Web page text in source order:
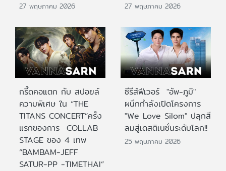
27 พฤษภาคม 2026 27 พฤษภาคม 2026
กรี๊ดคอแตก กับ สปอยล์
ความพิเศษ ใน “THE
TITANS CONCERT”ครั้ง
แรกของการ COLLAB
STAGE ของ 4 เทพ
“BAMBAM-JEFF
SATUR-PP -TIMETHAI”
ซีรีส์ฟีเวอร์ "อัพ-ภูมิ"
ผนึกกำลังเปิดโครงการ
"We Love Silom" ปลุกสี
ลมสู่เดสติเนชั่นระดับโลก!!
25 พฤษภาคม 2026